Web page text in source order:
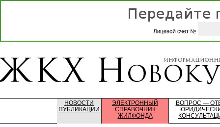
НОВОСТИ
ПУБЛИКАЦИИ
ЭЛЕКТРОННЫЙ
СПРАВОЧНИК
ЖИЛФОНДА
ВОПРОС —